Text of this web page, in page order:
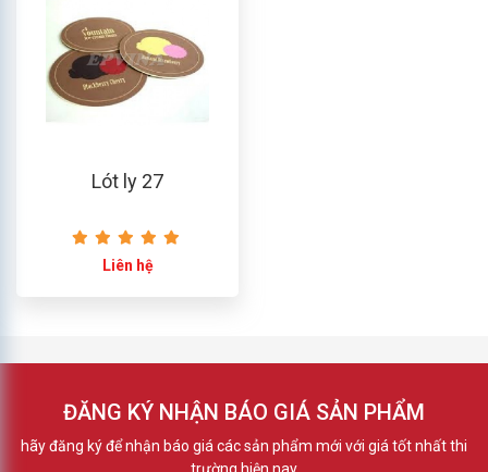
Lót ly 27
Liên hệ
ĐĂNG KÝ NHẬN BÁO GIÁ SẢN PHẨM
hãy đăng ký để nhận báo giá các sản phẩm mới với giá tốt nhất thi
trường hiện nay